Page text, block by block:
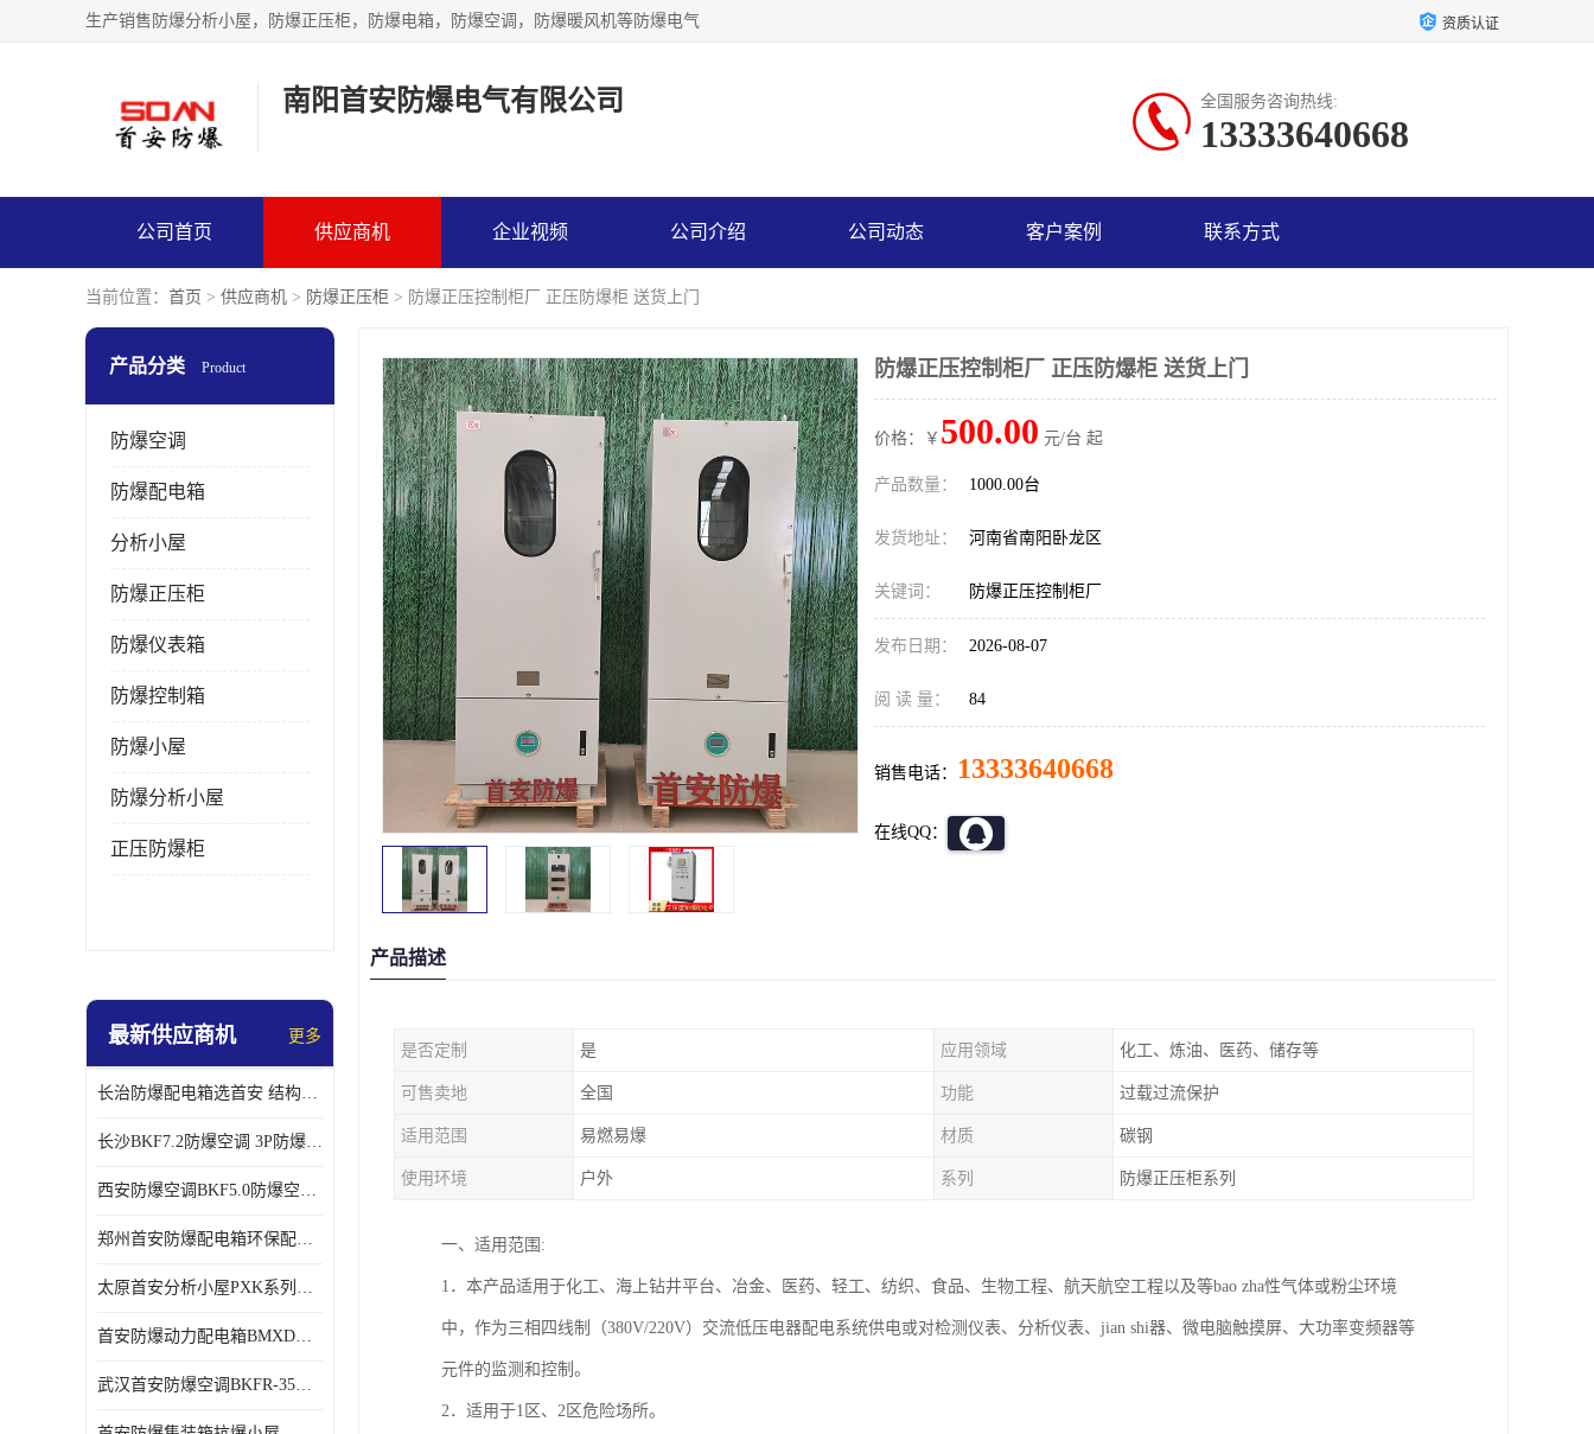
生产销售防爆分析小屋，防爆正压柜，防爆电箱，防爆空调，防爆暖风机等防爆电气 资质认证
南阳首安防爆电气有限公司 全国服务咨询热线:
13333640668
公司首页 供应商机 企业视频 公司介绍 公司动态 客户案例 联系方式
当前位置： 首页 > 供应商机 > 防爆正压柜 > 防爆正压控制柜厂 正压防爆柜 送货上门
产品分类 Product
防爆空调
防爆配电箱
分析小屋
防爆正压柜
防爆仪表箱
防爆控制箱
防爆小屋
防爆分析小屋
正压防爆柜
最新供应商机 更多
长治防爆配电箱选首安 结构紧凑、价格合理、资质齐全
长沙BKF7.2防爆空调 3P防爆空调与普通空调有什么区别
西安防爆空调BKF5.0防爆空调技术参数
郑州首安防爆配电箱环保配套用防爆配电箱
太原首安分析小屋PXK系列在线分析小屋厂家
首安防爆动力配电箱BMXD系列防爆配电箱技术参数
武汉首安防爆空调BKFR-35防爆空调生产厂家
防爆正压控制柜厂 正压防爆柜 送货上门
价格：￥ 500.00 元/台 起
产品数量： 1000.00台
发货地址： 河南省南阳卧龙区
关键词： 防爆正压控制柜厂
发布日期： 2026-08-07
阅 读 量： 84
销售电话： 13333640668
在线QQ：
产品描述
是否定制 是 应用领域 化工、炼油、医药、储存等
可售卖地 全国 功能 过载过流保护
适用范围 易燃易爆 材质 碳钢
使用环境 户外 系列 防爆正压柜系列
一、适用范围:
1．本产品适用于化工、海上钻井平台、冶金、医药、轻工、纺织、食品、生物工程、航天航空工程以及等bao zha性气体或粉尘环境
中，作为三相四线制（380V/220V）交流低压电器配电系统供电或对检测仪表、分析仪表、jian shi器、微电脑触摸屏、大功率变频器等
元件的监测和控制。
2．适用于1区、2区危险场所。